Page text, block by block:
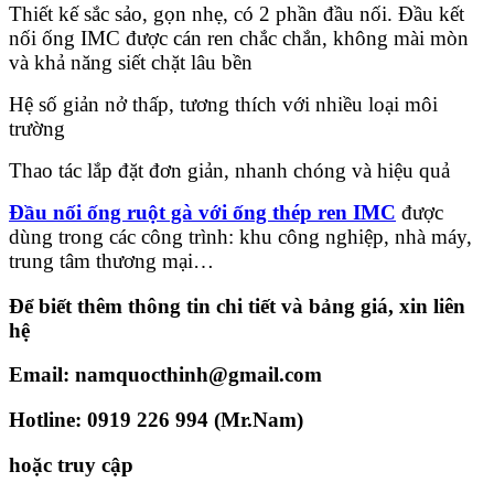
Thiết kế sắc sảo, gọn nhẹ, có 2 phần đầu nối. Đầu kết
nối ống IMC được cán ren chắc chắn, không mài mòn
và khả năng siết chặt lâu bền
Hệ số giản nở thấp, tương thích với nhiều loại môi
trường
Thao tác lắp đặt đơn giản, nhanh chóng và hiệu quả
Đầu nối ống ruột gà với ống thép ren IMC được
dùng trong các công trình: khu công nghiệp, nhà máy,
trung tâm thương mại…
Để biết thêm thông tin chi tiết và bảng giá, xin liên
hệ
Email: namquocthinh@gmail.com
Hotline: 0919 226 994 (Mr.Nam)
hoặc truy cập